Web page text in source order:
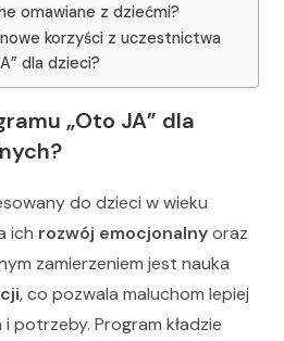
omawiane z dziećmi?
korzyści z uczestnictwa
dla dzieci?
„Oto JA” dla
do dzieci w wieku
ich rozwój emocjonalnyoraz
zamierzeniem jest nauka
, co pozwala maluchom lepiej
potrzeby. Program kładzie